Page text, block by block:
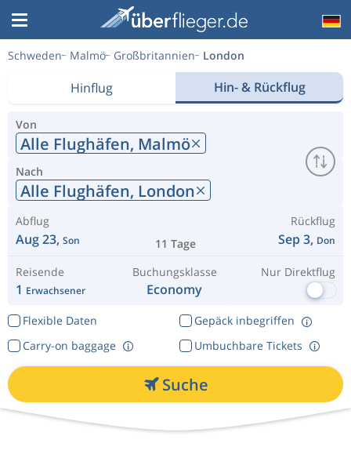
Schweden Malmö Großbritannien London
Hinflug Hin- & Rückflug
Von
Alle Flughäfen, Malmö
Nach
Alle Flughäfen, London
Abflug
Aug 23, Son 11 Tage
Rückflug
Sep 3, Don
Reisende
1 Erwachsener
Buchungsklasse
Economy
Nur Direktflug
Flexible Daten
Gepäck inbegriffen
Umbuchbare Tickets
Carry-on baggage
Suche